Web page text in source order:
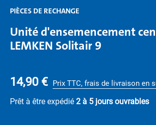
PIÈCES DE RECHANGE
Unité d'ensemencement
LEMKEN Solitair 9
14,90 € Prix TTC, frais de livraison en
Prêt à être expédié 2 à 5 jours ouvrables